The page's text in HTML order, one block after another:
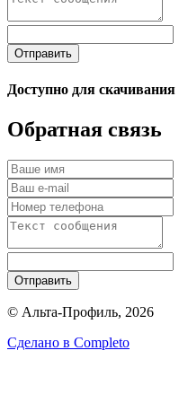
Отправить
Доступно для скачивания
Обратная связь
Отправить
© Альта-Профиль, 2026
Сделано в Completo